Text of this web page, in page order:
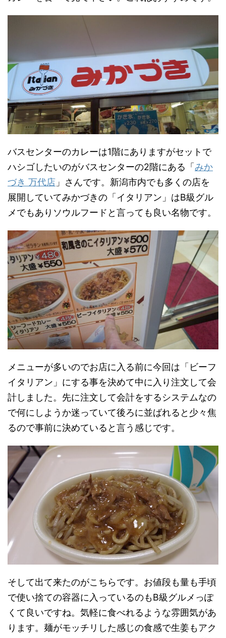
バスセンターのカレーは1階にありますがセットで
ハシゴしたいのがバスセンターの2階にある「みか
づき 万代店 」さんです。新潟市内でも多くの店を
展開していてみかづきの「イタリアン」はB級グル
メでもありソウルフードと言っても良い名物です。
メニューが多いのでお店に入る前に今回は「ビーフ
イタリアン」にする事を決めて中に入り注文して会
計しました。先に注文して会計をするシステムなの
で何にしようか迷っていて後ろに並ばれると少々焦
るので事前に決めていると言う感じです。
そして出て来たのがこちらです。お値段も量も手頃
で使い捨ての容器に入っているのもB級グルメっぽ
くて良いですね。気軽に食べれるような雰囲気があ
ります。麺がモッチリした感じの食感で生姜もアク